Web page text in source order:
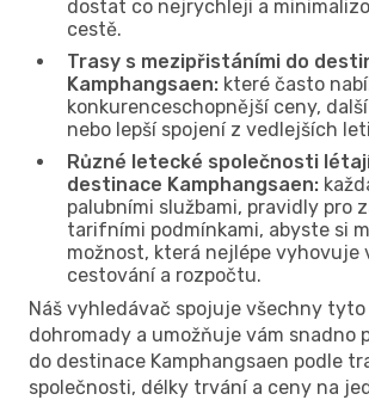
dostat co nejrychleji a
cestě.
Trasy s mezipřistáními do
Kamphangsaen: které často
konkurenceschopnější ceny,
nebo lepší spojení z vedlejších
Různé letecké společnosti
destinace Kamphangsaen:
palubními službami, pravidly pro
tarifními podmínkami, abyste si
možnost, která nejlépe vyhovuje
cestování a rozpočtu.
Náš vyhledávač spojuje všechny
dohromady a umožňuje vám snadno
do destinace Kamphangsaen podle
společnosti, délky trvání a ceny na